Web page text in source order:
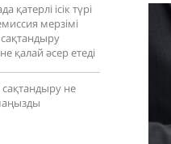
қатерлі ісік түрі
мерзімі
сақтандыру
қалай әсер етеді
сақтандыру не